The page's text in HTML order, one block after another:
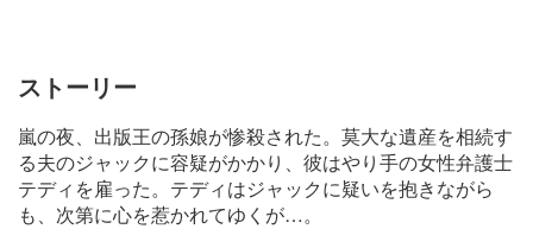
ストーリー
嵐の夜、出版王の孫娘が惨殺された。莫大な遺産を相続す
る夫のジャックに容疑がかかり、彼はやり手の女性弁護士
テディを雇った。テディはジャックに疑いを抱きながら
も、次第に心を惹かれてゆくが…。